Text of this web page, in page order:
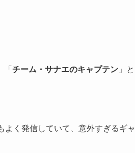
チーム・サナエのキャプテン 」と
よく発信していて、意外すぎるギャ